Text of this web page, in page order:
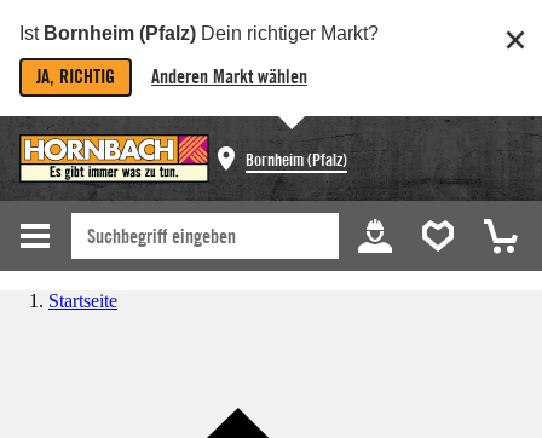
Ist Bornheim (Pfalz) Dein richtiger Markt?
JA, RICHTIG Anderen Markt wählen
Bornheim (Pfalz)
Startseite